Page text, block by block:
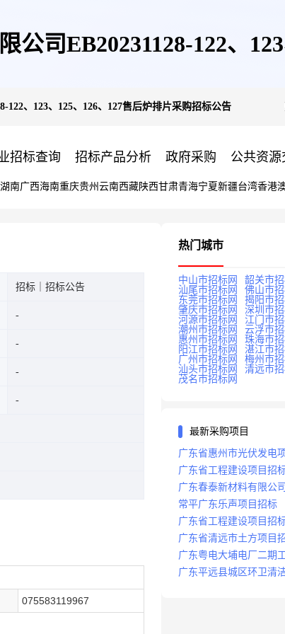
司EB20231128-122、
、123、125、126、127售后炉排片采购招标公告
招标查询 招标产品分析 政府采购 公共资
湖南广西海南重庆贵州 云南西藏陕西甘肃青海宁夏新疆台湾香港
招标｜招标公告
075583119967
热门城市
中山市招标网
韶关市招
汕尾市招标网
佛山市招
东莞市招标网
揭阳市招
肇庆市招标网
深圳市招
河源市招标网
江门市招
潮州市招标网
云浮市招
惠州市招标网
珠海市招
阳江市招标网
湛江市招
广州市招标网
梅州市招
汕头市招标网
清远市招
茂名市招标网
最新采购项目
广东省惠州市光伏发电
广东省工程建设项目招
录
广东春泰新材料有限公
标
常平广东乐声项目招标
广东省工程建设项目招
广东省清远市土方项目
广东粤电大埔电厂二期
安保服务项目招标公告
广东平远县城区环卫清